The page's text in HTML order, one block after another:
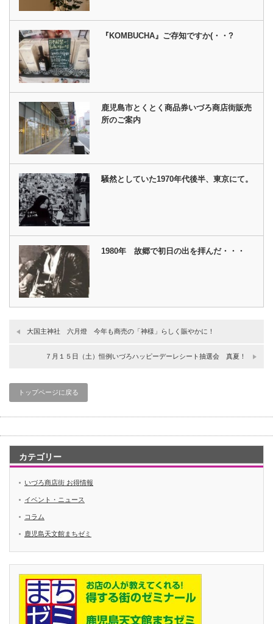
『KOMBUCHA』ご存知ですか(・・?
鹿児島市とくとく商品券いづろ商店街販売
所のご案内
騒然としていた1970年代後半、東京にて。
1980年 故郷で初日の出を拝んだ・・・
大国主神社 六月燈 今年も商売の「神様」らしく賑やかに！
７月１５日（土）恒例いづろハッピーデーレシート抽選会 真夏！
トップページに戻る
カテゴリー
いづろ商店街 お得情報
イベント・ニュース
コラム
鹿児島天文館まちゼミ